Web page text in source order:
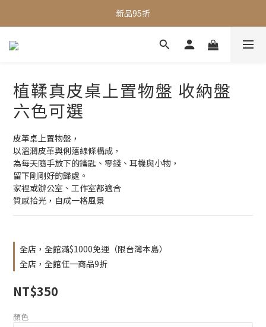
全館滿$1000即享免運
新品95折
全館滿$1000即享免運
植鞣真皮桌上置物盤 收納盤
六色可選
皮革桌上置物盤，
以溫潤皮革與俐落線條構成，
為每天隨手放下的鑰匙、零錢、耳機與小物，
留下剛剛好的歸處。
家裡或辦公室、工作室都適合
質感拾光，自成一格風景
全店，全館滿$1000免運（限台灣本島）
全店，全館任一商品9折
NT$350
顏色